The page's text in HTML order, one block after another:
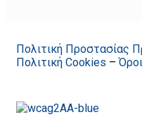
Πολιτική Προστασίας
Πολιτική Cookies –